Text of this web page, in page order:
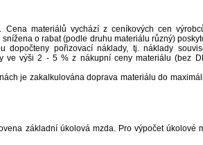
materiálů vychází z ceníkových cen
o rabat (podle druhu materiálu různý)
dopočteny pořizovací náklady, tj. náklady
ve výši 2 - 5 % z nákupní ceny materiálu (bez
je zakalkulována doprava materiálu do
základní úkolová mzda. Pro výpočet úkolové